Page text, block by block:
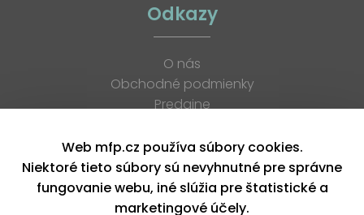
Odkazy
O nás
Obchodné podmienky
Predajne
K stiahnutiu
Blog
Kontakt
Kariéra
Web mfp.cz používa súbory cookies.
Niektoré tieto súbory sú nevyhnutné pre správne
fungovanie webu, iné slúžia pre štatistické a
marketingové účely.